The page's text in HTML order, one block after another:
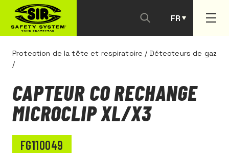
FR
PT
Protection de la tête et respiratoire / Détecteurs de gaz
/
CAPTEUR CO RECHANGE
MICROCLIP XL/X3
FG110049